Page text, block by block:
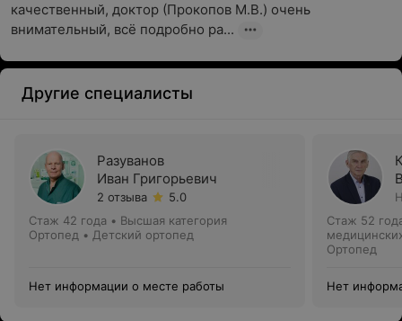
качественный, доктор (Прокопов М.В.) очень
внимательный, всё подробно ра...
Другие специалисты
Разуванов
Иван Григорьевич
2 отзыва
5.0
Стаж 42 года • Высшая категория
Ортопед • Детский ортопед
Нет информации о месте работы
Стаж 52
Ортопед
Нет